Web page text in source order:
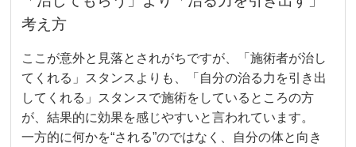
考え方
ここが意外と見落とされがちですが、「施術者が治し
てくれる」スタンスよりも、「自分の治る力を引き出
してくれる」スタンスで施術をしているところの方
が、結果的に効果を感じやすいと言われています。
一方的に何かを“される”のではなく、自分の体と向き